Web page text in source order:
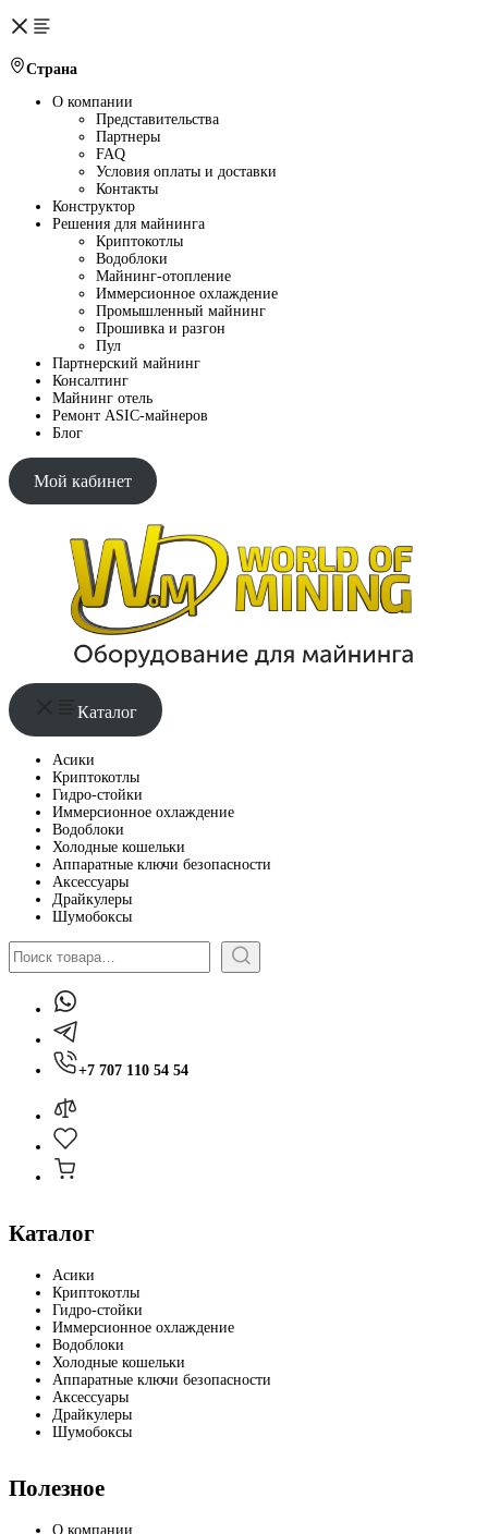
Страна
О компании
Представительства
Партнеры
FAQ
Условия оплаты и доставки
Контакты
Конструктор
Решения для майнинга
Криптокотлы
Водоблоки
Майнинг-отопление
Иммерсионное охлаждение
Промышленный майнинг
Прошивка и разгон
Пул
Партнерский майнинг
Консалтинг
Майнинг отель
Ремонт ASIC-майнеров
Блог
Мой кабинет
Каталог
Асики
Криптокотлы
Гидро-стойки
Иммерсионное охлаждение
Водоблоки
Холодные кошельки
Аппаратные ключи безопасности
Аксессуары
Драйкулеры
Шумобоксы
Поиск
+7 707 110 54 54
Каталог
Асики
Криптокотлы
Гидро-стойки
Иммерсионное охлаждение
Водоблоки
Холодные кошельки
Аппаратные ключи безопасности
Аксессуары
Драйкулеры
Шумобоксы
Полезное
О компании